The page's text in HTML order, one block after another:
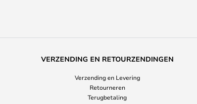
VERZENDING EN RETOURZENDINGEN
Verzending en Levering
Retourneren
Terugbetaling